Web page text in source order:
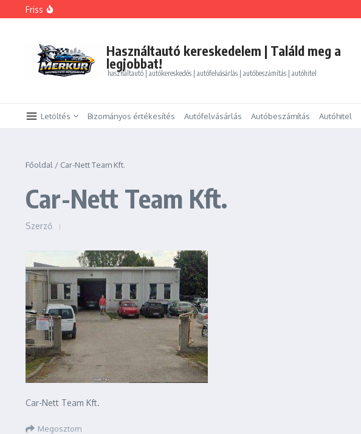
Ugrás a tartalomhoz
Friss
BMW 325i xDrive Coupe
PEUGEOT PARTNER Tepee 1.6 HDi Active
Használtautó kereskedelem | Találd meg a
legjobbat!
használtautó | autókereskedés | autófelvásárlás | autóbeszámítás | autóhitel
Letöltés Bizományos értékesítés Autófelvásárlás Autóbeszámítás Autóhitel
Főoldal / Car-Nett Team Kft.
Car-Nett Team Kft.
Szerző
Car-Nett Team Kft.
Megosztom